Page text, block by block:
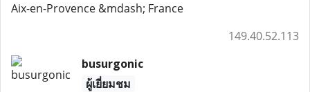
Aix-en-Provence &mdash; France
149.40.52.113
busurgonic
ผู้เยี่ยมชม